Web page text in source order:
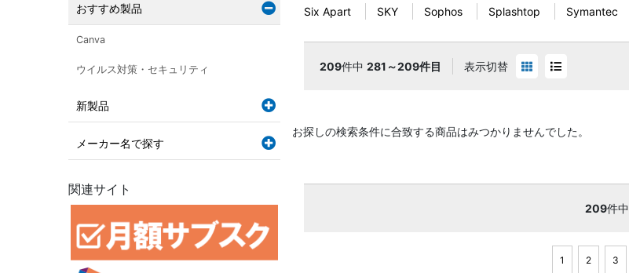
Six Apart SKY Sophos Splashtop Symantec
209件中 281～209件目 表示切替
お探しの検索条件に合致する商品はみつかりませんでした。
209件中
1 2 3
おすすめ製品
Canva
ウイルス対策・セキュリティ
新製品
メーカー名で探す
関連サイト